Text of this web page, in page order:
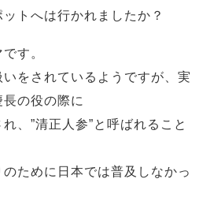
トへは行かれましたか？
す。
をされているようですが、実
の役の際に
、”清正人参”と呼ばれること
ために日本では普及しなかっ